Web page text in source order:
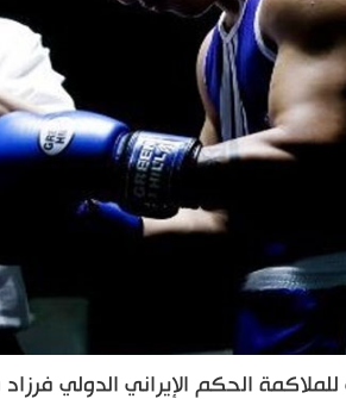
للملاكمة الحكم الإيراني الدولي